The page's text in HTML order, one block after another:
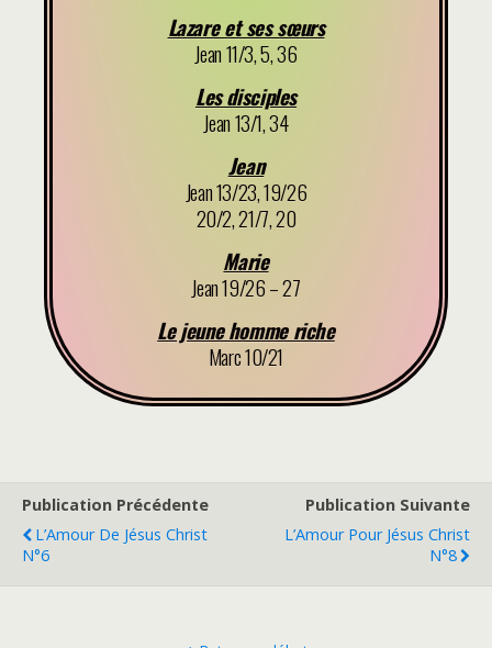
Lazare et ses sœurs
Jean 11/3, 5, 36
Les disciples
Jean 13/1, 34
Jean
Jean 13/23, 19/26
20/2, 21/7, 20
Marie
Jean 19/26 – 27
Le jeune homme riche
Marc 10/21
Publication Précédente
L’Amour De Jésus Christ
N°6
Publication Suivante
L’Amour Pour Jésus Christ
N°8